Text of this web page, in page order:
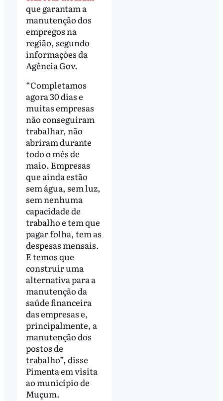
que garantam a
manutenção dos
empregos na
região, segundo
informações da
Agência Gov.
“Completamos
agora 30 dias e
muitas empresas
não conseguiram
trabalhar, não
abriram durante
todo o mês de
maio. Empresas
que ainda estão
sem água, sem luz,
sem nenhuma
capacidade de
trabalho e tem que
pagar folha, tem as
despesas mensais.
E temos que
construir uma
alternativa para a
manutenção da
saúde financeira
das empresas e,
principalmente, a
manutenção dos
postos de
trabalho”, disse
Pimenta em visita
ao município de
Muçum.